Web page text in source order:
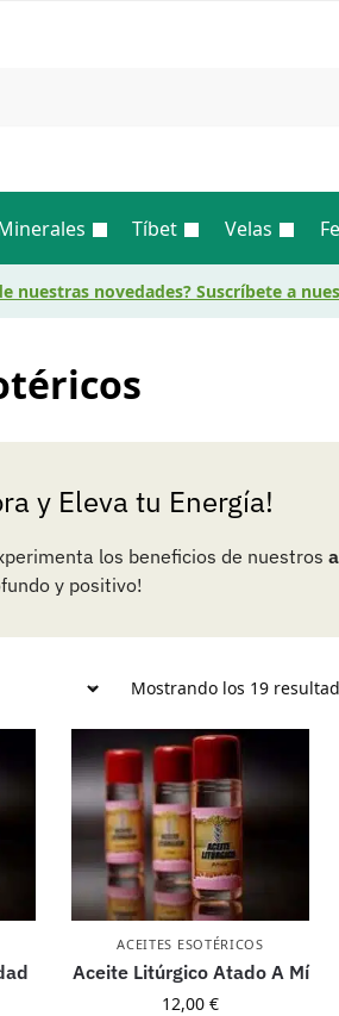
Tíbet Velas
nuestras novedades? Suscríbete a
y Eleva tu Energía!
los beneficios de nuestros
y positivo!
Mostrando los 19
ACEITES ESOTÉRICOS
Aceite Litúrgico Atado A Mí
12,00€